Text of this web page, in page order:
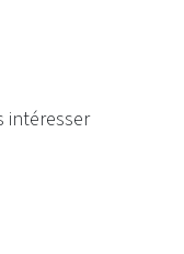
intéresser